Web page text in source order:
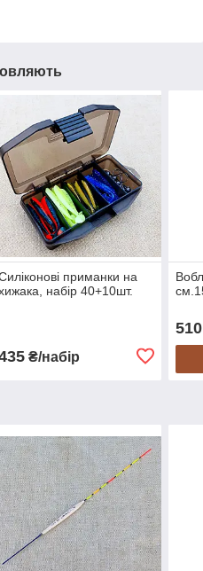
приманки на
набір 40+10шт.
₴/набір
510